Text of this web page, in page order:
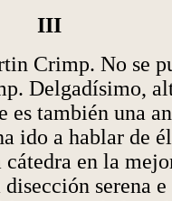
III
Crimp. No se
Delgadísimo,
es también una
ido a hablar de
cátedra en la
serena